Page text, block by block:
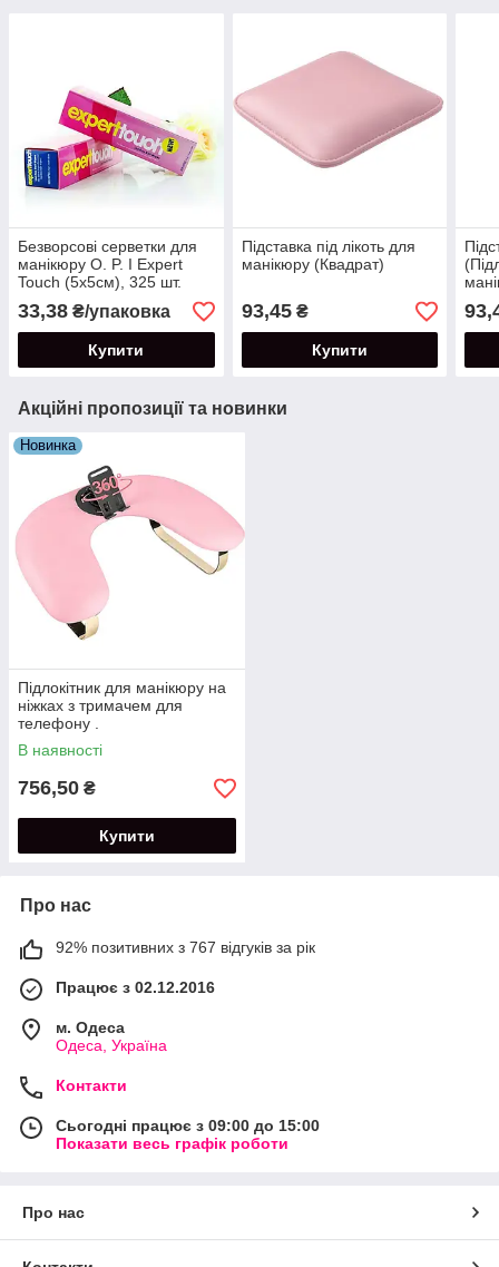
Безворсові серветки для
манікюру O. P. I Expert
Touch (5х5см), 325 шт.
33,38 ₴/упаковка
Купити
Підставка під лікоть для
манікюру (Квадрат)
93,45₴
Купити
Акційні пропозиції та новинки
Новинка
Підлокітник для манікюру на
ніжках з тримачем для
телефону .
В наявності
756,50 ₴
Купити
Про нас
92% позитивних з 767 відгуків за рік
Працює з 02.12.2016
м. Одеса
Одеса, Україна
Контакти
Сьогодні працює з 09:00 до 15:00
Показати весь графік роботи
Про нас